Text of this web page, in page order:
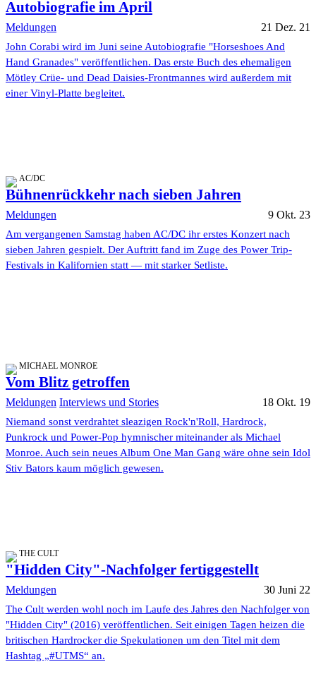
Autobiografie im April
Meldungen 21 Dez. 21
John Corabi wird im Juni seine Autobiografie "Horseshoes And
Hand Granades" veröffentlichen. Das erste Buch des ehemaligen
Mötley Crüe- und Dead Daisies-Frontmannes wird außerdem mit
einer Vinyl-Platte begleitet.
AC/DC
Bühnenrückkehr nach sieben Jahren
Meldungen 9 Okt. 23
Am vergangenen Samstag haben AC/DC ihr erstes Konzert nach
sieben Jahren gespielt. Der Auftritt fand im Zuge des Power Trip-
Festivals in Kalifornien statt — mit starker Setliste.
MICHAEL MONROE
Vom Blitz getroffen
Meldungen Interviews und Stories 18 Okt. 19
Niemand sonst verdrahtet sleazigen Rock'n'Roll, Hardrock,
Punkrock und Power-Pop hymnischer miteinander als Michael
Monroe. Auch sein neues Album One Man Gang wäre ohne sein Idol
Stiv Bators kaum möglich gewesen.
THE CULT
"Hidden City"-Nachfolger fertiggestellt
Meldungen 30 Juni 22
The Cult werden wohl noch im Laufe des Jahres den Nachfolger von
"Hidden City" (2016) veröffentlichen. Seit einigen Tagen heizen die
britischen Hardrocker die Spekulationen um den Titel mit dem
Hashtag „#UTMS“ an.